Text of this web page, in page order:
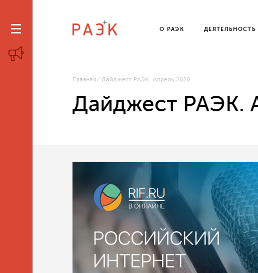
О РАЭК ДЕЯТЕЛЬНОСТЬ
Главная Дайджест РАЭК. Апрель 2020
Дайджест РАЭК.